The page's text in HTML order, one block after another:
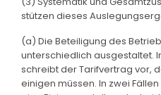
stützen dieses
(a) Die Beteiligung des
unterschiedlich ausgestaltet.
schreibt der Tarifvertrag vor,
einigen müssen. In zwei